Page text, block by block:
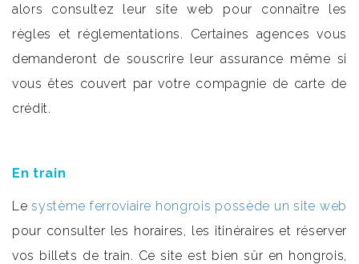
alors consultez leur site web pour connaître les
règles et réglementations. Certaines agences vous
demanderont de souscrire leur assurance même si
vous êtes couvert par votre compagnie de carte de
crédit.
En train
Lesystème ferroviaire hongrois possède un site web
pour consulter les horaires, les itinéraires et réserver
vos billets de train. Ce site est bien sûr en hongrois,